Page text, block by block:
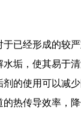
于已经形成的较
垢，使其易于清
的使用可以减
热传导效率，